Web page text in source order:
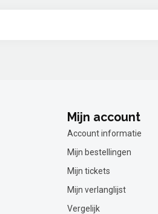
Mijn account
Account informatie
Mijn bestellingen
Mijn tickets
Mijn verlanglijst
Vergelijk